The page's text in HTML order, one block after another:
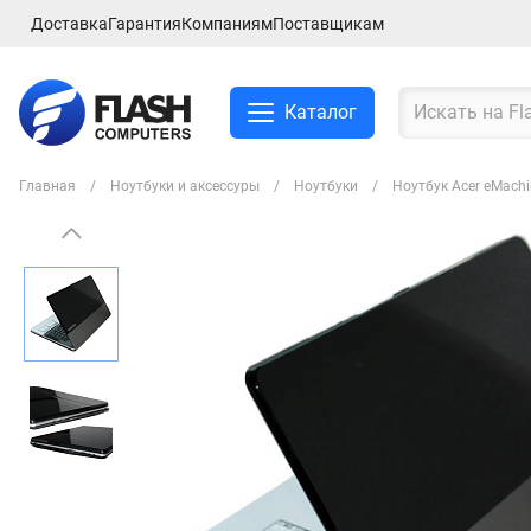
ДоставкаГарантияКомпаниямПоставщикам
Каталог
Главная Ноутбуки и аксессуры Ноутбуки Ноутбук Acer
Ноутбуки и аксессуры
Компьютеры и
комплектующие
Сетевое оборудование